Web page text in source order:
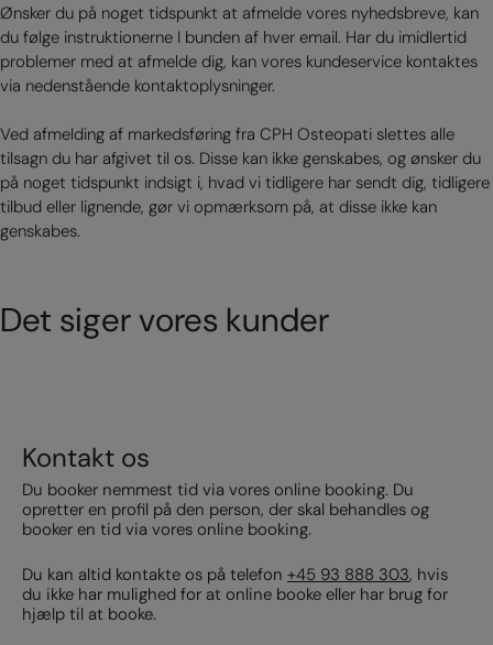
Ønsker du på noget tidspunkt at afmelde vores nyhedsbreve, kan
du følge instruktionerne I bunden af hver email. Har du imidlertid
problemer med at afmelde dig, kan vores kundeservice kontaktes
via nedenstående kontaktoplysninger.
Ved afmelding af markedsføring fra CPH Osteopati slettes alle
tilsagn du har afgivet til os. Disse kan ikke genskabes, og ønsker du
på noget tidspunkt indsigt i, hvad vi tidligere har sendt dig, tidligere
tilbud eller lignende, gør vi opmærksom på, at disse ikke kan
genskabes.
Det siger vores kunder
Kontakt os
Du booker nemmest tid via vores online booking. Du
opretter en profil på den person, der skal behandles og
booker en tid via vores online booking.
Du kan altid kontakte os på telefon +45 93 888 303, hvis
du ikke har mulighed for at online booke eller har brug for
hjælp til at booke.